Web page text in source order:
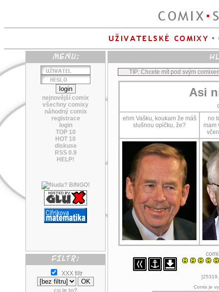
nejnovější comix
všechny comixy
náhodný comix
registrace
login
TOP 10
HOT 10
diskuse
RSS 0.9
HELP!
XXX filtr
co je to?
TIP: Chcete mít pod svým
Asi
ehm Vašku, koukam že máš
slušnou opičku, že?
no
mam
Comix je